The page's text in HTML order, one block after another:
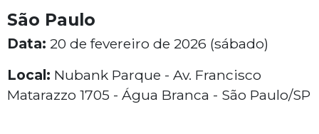
São Paulo
Data: 20 de fevereiro de 2026 (sábado)
Local: Nubank Parque - Av. Francisco
Matarazzo 1705 - Água Branca - São Paulo/SP